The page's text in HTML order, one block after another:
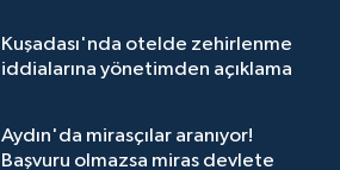
Kuşadası'nda otelde zehirlenme
iddialarına yönetimden açıklama
Aydın'da mirasçılar aranıyor!
Başvuru olmazsa miras devlete